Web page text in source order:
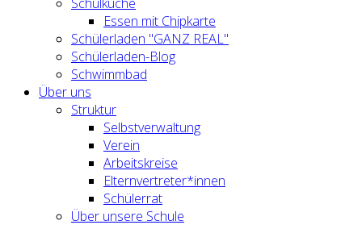
Essen mit Chipkarte
Schülerladen "GANZ REAL"
Schülerladen-Blog
Schwimmbad
Über uns
Struktur
Selbstverwaltung
Verein
Arbeitskreise
Elternvertreter*innen
Schülerrat
Über unsere Schule